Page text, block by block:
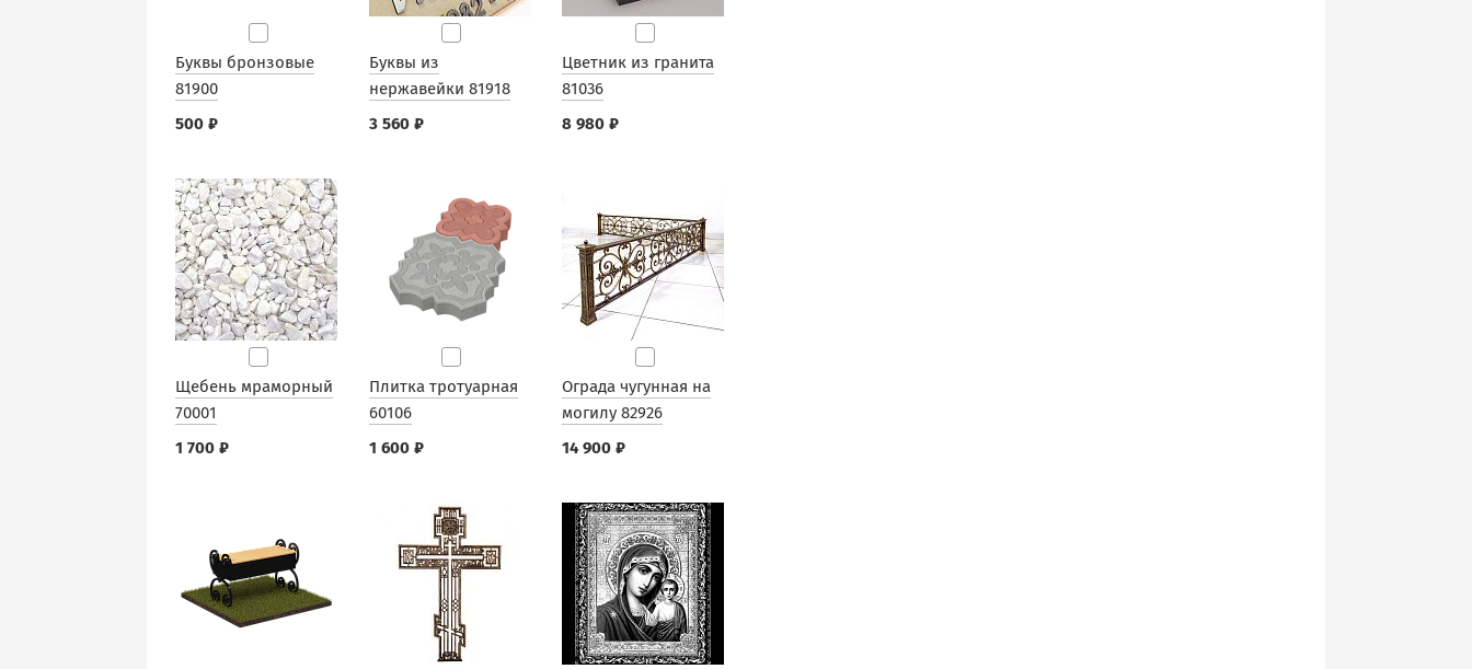
Буквы бронзовые
81900
500 ₽
Буквы из
нержавейки 81918
3 560 ₽
Цветник из гранита
81036
8 980 ₽
Щебень мраморный
70001
1 700 ₽
Плитка тротуарная
60106
1 600 ₽
Ограда чугунная на
могилу 82926
14 900 ₽